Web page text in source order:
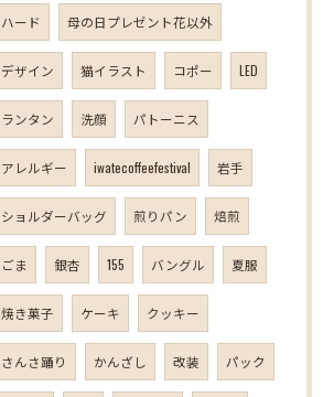
ハード 母の日プレゼント花以外
デザイン 猫イラスト コポー LED
ランタン 洗顔 パトーニス
アレルギー iwatecoffeefestival 岩手
ショルダーバッグ 煎りパン 焙煎
ごま 銀杏 155 バングル 夏服
焼き菓子 ケーキ クッキー
さんさ踊り かんざし 改装 パック